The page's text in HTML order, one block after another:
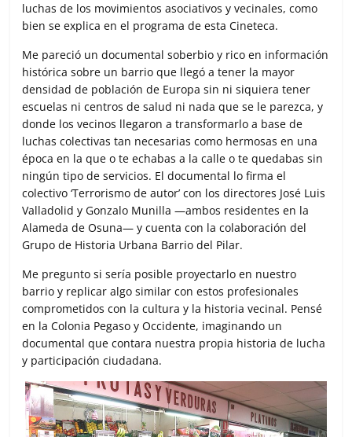
luchas de los movimientos asociativos y vecinales, como
bien se explica en el programa de esta Cineteca.
Me pareció un documental soberbio y rico en información
histórica sobre un barrio que llegó a tener la mayor
densidad de población de Europa sin ni siquiera tener
escuelas ni centros de salud ni nada que se le parezca, y
donde los vecinos llegaron a transformarlo a base de
luchas colectivas tan necesarias como hermosas en una
época en la que o te echabas a la calle o te quedabas sin
ningún tipo de servicios. El documental lo firma el
colectivo ‘Terrorismo de autor’ con los directores José Luis
Valladolid y Gonzalo Munilla —ambos residentes en la
Alameda de Osuna— y cuenta con la colaboración del
Grupo de Historia Urbana Barrio del Pilar.
Me pregunto si sería posible proyectarlo en nuestro
barrio y replicar algo similar con estos profesionales
comprometidos con la cultura y la historia vecinal. Pensé
en la Colonia Pegaso y Occidente, imaginando un
documental que contara nuestra propia historia de lucha
y participación ciudadana.